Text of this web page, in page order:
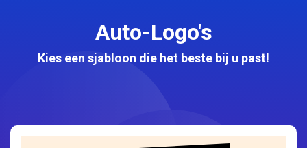
Auto-Logo's
Kies een sjabloon die het beste bij u past!